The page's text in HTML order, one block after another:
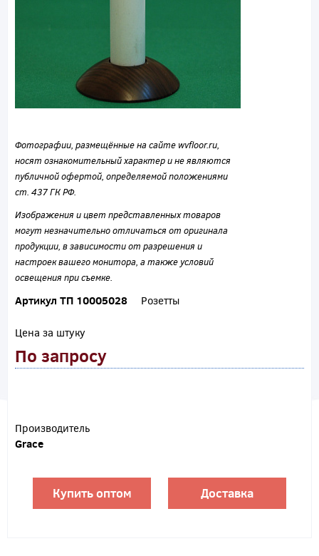
Фотографии, размещённые на сайте wvfloor.ru,
носят ознакомительный характер и не являются
публичной офертой, определяемой положениями
ст. 437 ГК РФ.
Изображения и цвет представленных товаров
могут незначительно отличаться от оригинала
продукции, в зависимости от разрешения и
настроек вашего монитора, а также условий
освещения при съемке.
Артикул ТП 10005028 Розетты
Цена за штуку
По запросу
Производитель
Grace
Купить оптом Доставка